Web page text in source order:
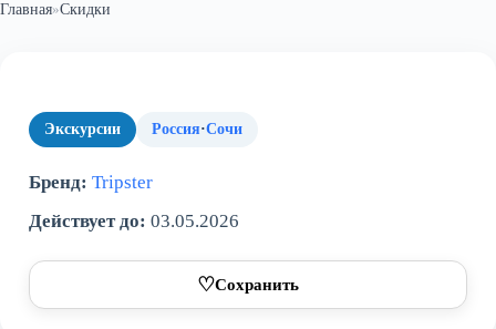
Главная»Скидки
Экскурсии Россия·Сочи
Бренд: Tripster
Действует до: 03.05.2026
♡Сохранить